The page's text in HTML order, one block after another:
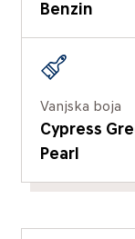
Benzin
Vanjska boja
Cypress
Pearl